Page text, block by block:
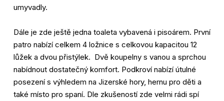
umyvadly.
Dále je zde ještě jedna toaleta vybavená i pisoárem. První
patro nabízí celkem 4 ložnice s celkovou kapacitou 12
lůžek a dvou přistýlek. Dvě koupelny s vanou a sprchou
nabídnout dostatečný komfort. Podkroví nabízí útulné
posezení s výhledem na Jizerské hory, hernu pro děti a
také místo pro spaní. Dle zkušeností zde velmi rádi spí